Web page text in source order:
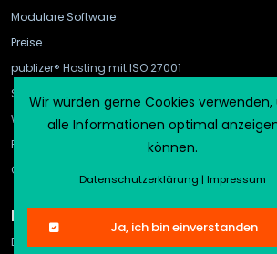
Modulare Software
Preise
publizer® Hosting mit ISO 27001
Schnittstellen
WebHook und API Gateway
FAQ
CMS-Vergleich
Rechtliches
Datenschutz
Wir würden gerne Cookies
alle Informationen optimal
können.
Datenschutzerklärung |Impressum
Ja, ich bin einverstanden